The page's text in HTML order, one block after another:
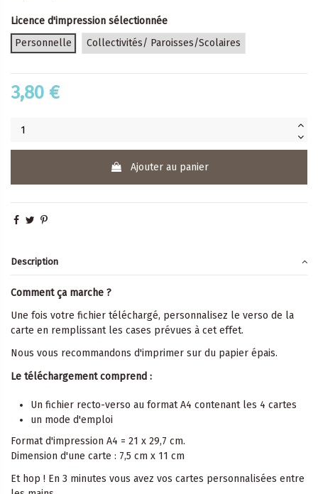
Licence d'impression sélectionnée
Personnelle
Collectivités/ Paroisses/Scolaires
3,80 €
Ajouter au panier
Description
Comment ça marche ?
Une fois votre fichier téléchargé, personnalisez le verso de la
carte en remplissant les cases prévues à cet effet.
Nous vous recommandons d'imprimer sur du papier épais.
Le téléchargement comprend :
Un fichier recto-verso au format A4 contenant les 4 cartes
un mode d'emploi
Format d'impression A4 = 21 x 29,7 cm.
Dimension d'une carte : 7,5 cm x 11 cm
Et hop ! En 3 minutes vous avez vos cartes personnalisées entre